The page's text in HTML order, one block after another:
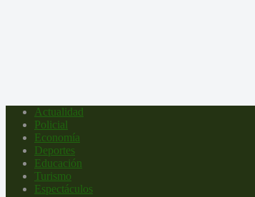
Actualidad
Policial
Economía
Deportes
Educación
Turismo
Espectáculos